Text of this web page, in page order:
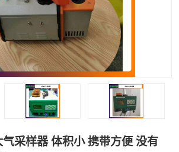
采样器 体积小 携带方便 没有
流量计 大气环境采样器
指数仪 LB-62便携式烟气分析仪
大气采样器